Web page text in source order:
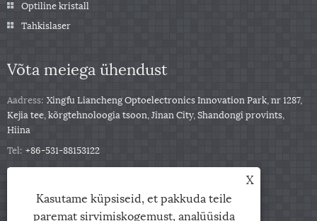
Optiline kristall
Tahkislaser
Võta meiega ühendust
Aadress: Xingfu Liancheng Optoelectronics Innovation Park, nr 1287,
Kejia tee, kõrgtehnoloogia tsoon, Jinan City, Shandongi provints,
Hiina
Tel: +86-531-88153122
Telefon: +86-13791139332
jingxu@coupletech.com
X
Kasutame küpsiseid, et pakkuda teile
paremat sirvimiskogemust, analüüsida